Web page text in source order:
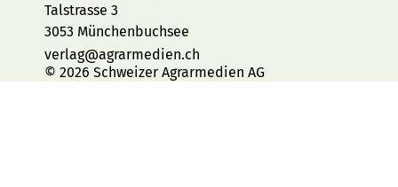
Talstrasse 3
3053 Münchenbuchsee
verlag@agrarmedien.ch
© 2026 Schweizer Agrarmedien AG